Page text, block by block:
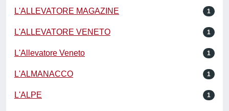
L'ALLEVATORE MAGAZINE 1
L'ALLEVATORE VENETO 1
L'Allevatore Veneto 1
L'ALMANACCO 1
L'ALPE 1